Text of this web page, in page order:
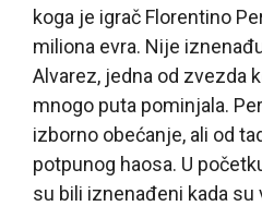
koga je igrač Florentino
miliona evra. Nije
Alvarez, jedna od zvezda
mnogo puta pominjala.
izborno obećanje, ali od
potpunog haosa. U
su bili iznenađeni kada su